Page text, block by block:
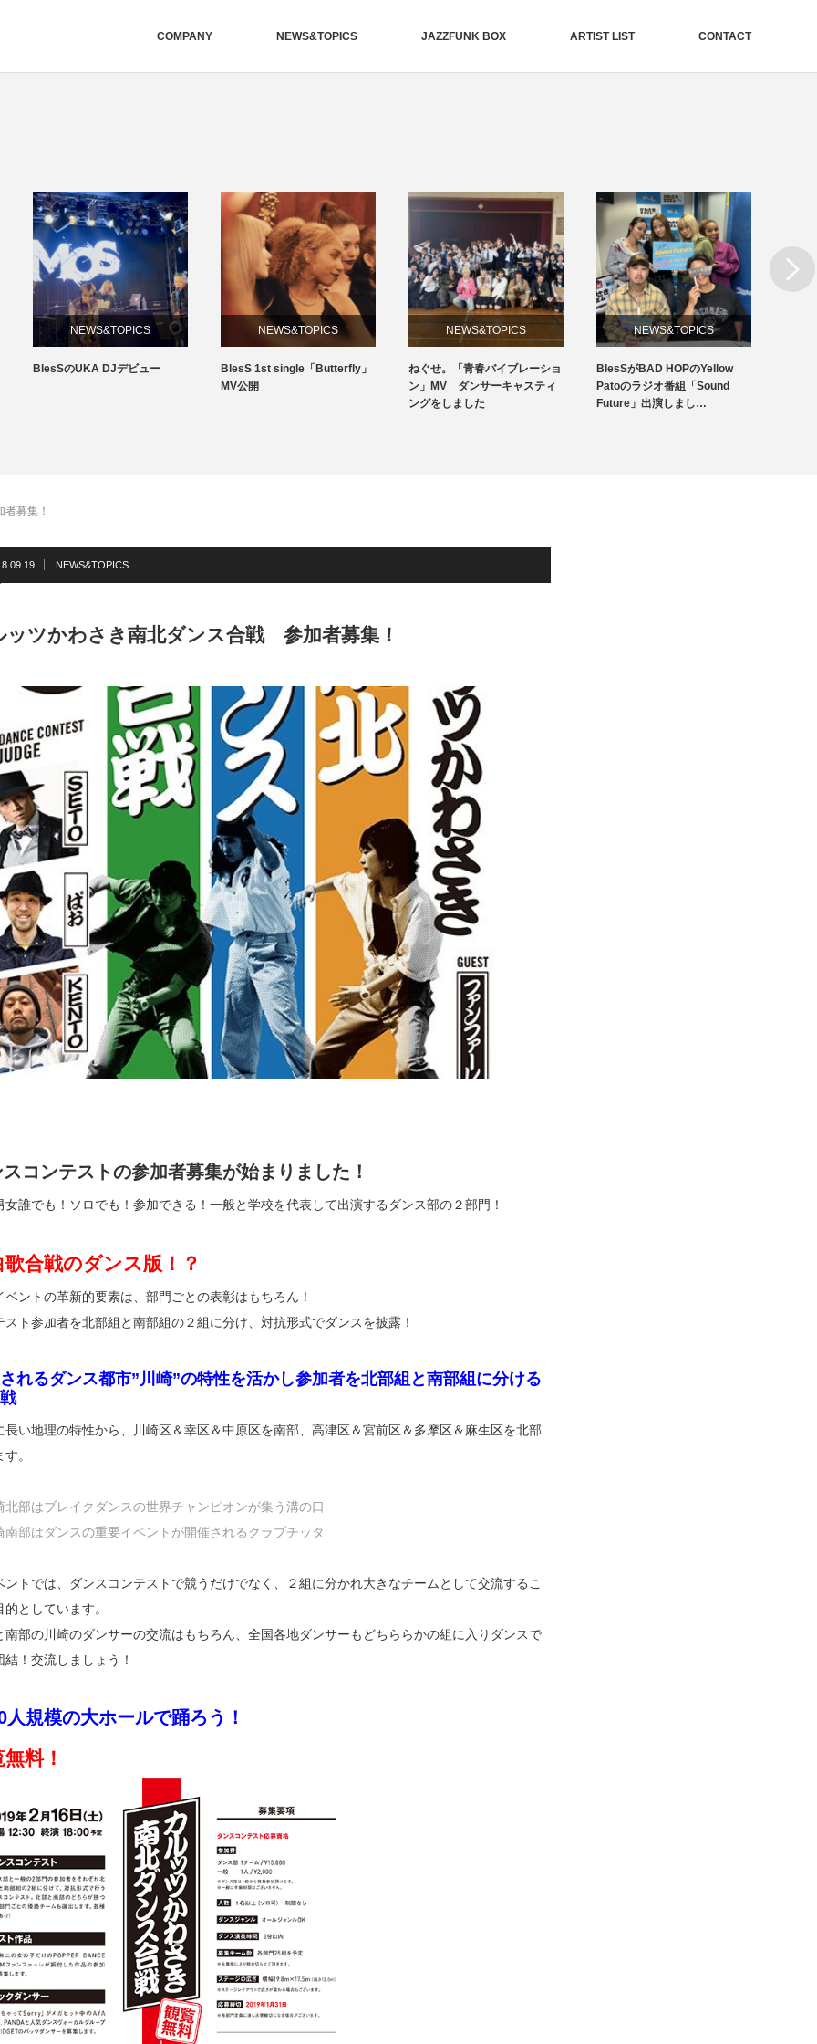
COMPANY NEWS&TOPICS JAZZFUNK BOX ARTIST LIST CONTACT
NEWS&TOPICS
BlesS 1st single「Butterfly」
NEWS&TOPICS
ねぐせ。「青春バイブレーショ
ン」MV ダンサーキャスティ
NEWS&TOPICS
BlesSがBAD HOPのYellow
Patoのラジオ番組「Sound
Future」出演しまし…
CEO BLOG
19周年創立記念日
Next
募集！
NEWS&TOPICS
ッツかわさき南北ダンス合戦 参加者募集！
コンテストの参加者募集が始まりました！
女誰でも！ソロでも！参加できる！一般と学校を代表して出演するダンス部の２部門！
歌合戦のダンス版！？
ベントの革新的要素は、部門ごとの表彰はもちろん！
スト参加者を北部組と南部組の２組に分け、対抗形式でダンスを披露！
れるダンス都市”川崎”の特性を活かし参加者を北部組と南部組に分ける
い地理の特性から、川崎区＆幸区＆中原区を南部、高津区＆宮前区＆多摩区＆麻生区を北部
。
部はブレイクダンスの世界チャンピオンが集う溝の口
部はダンスの重要イベントが開催されるクラブチッタ
ントでは、ダンスコンテストで競うだけでなく、２組に分かれ大きなチームとして交流するこ
的としています。
南部の川崎のダンサーの交流はもちろん、全国各地ダンサーもどちららかの組に入りダンスで
結！交流しましょう！
人規模の大ホールで踊ろう！
料！